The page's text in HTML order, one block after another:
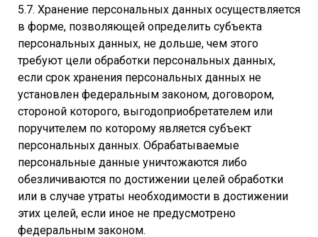
5.7. Хранение персональных данных осуществляется
в форме, позволяющей определить субъекта
персональных данных, не дольше, чем этого
требуют цели обработки персональных данных,
если срок хранения персональных данных не
установлен федеральным законом, договором,
стороной которого, выгодоприобретателем или
поручителем по которому является субъект
персональных данных. Обрабатываемые
персональные данные уничтожаются либо
обезличиваются по достижении целей обработки
или в случае утраты необходимости в достижении
этих целей, если иное не предусмотрено
федеральным законом.